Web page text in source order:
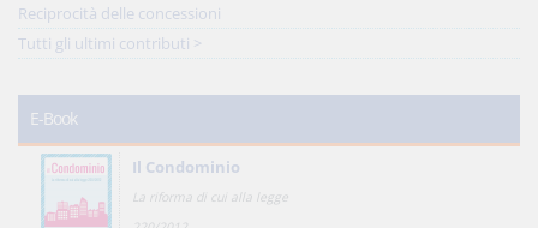
Reciprocità delle concessioni
Tutti gli ultimi contributi >
E-Book
Il Condominio
La riforma di cui alla legge